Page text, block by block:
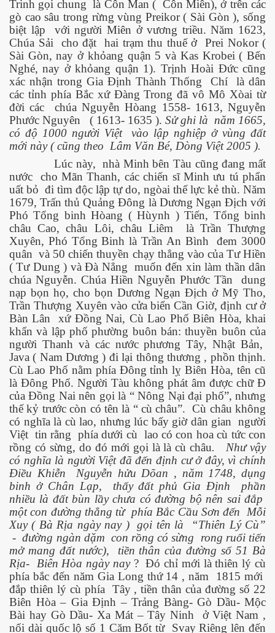
Trinh gọi chung là Côn Man ( Côn Miên), ở trên các
gò cao sâu trong rừng vùng Preikor ( Sài Gòn ), sống
biệt lập
với người Miên ở vương triều. Năm 1623,
Chúa Sải
cho đặt hai trạm thu thuế ở
Prei Nokor (
Sài Gòn, nay ở khỏang quận 5 và Kas Krobei ( Bến
Nghé, nay ở khỏang quận 1). Trịnh Hoài Đức cũng
xác nhận trong Gia Định Thành Thống
Chí
là dân
các tỉnh phía Bắc xứ Đàng Trong đã vô Mô Xòai từ
đời các
chúa Nguyễn Hòang 1558- 1613, Nguyễn
Phước Nguyên
( 1613- 1635 ). Sử ghi là năm 1665,
có độ 1000 người Việt
vào lập nghiệp ở vùng đất
mới này ( cũng theo Lâm Văn Bé, Dòng Việt 2005 ).
Lúc này, nhà Minh bên Tàu cũng đang mất
nước
cho Mãn Thanh, các chiến sĩ Minh ưu tú phẩn
uất bỏ đi tìm độc lập tự do, ngòai thế lực kẻ thù. Năm
1679, Trấn thủ Quảng Đông là Dương Ngạn Địch với
Phó Tổng binh Hòang ( Hùynh ) Tiến, Tổng binh
châu Cao, châu Lôi, châu Liêm
là Trần Thượng
Xuyên, Phó Tổng Binh là Trần An Bình
đem 3000
quân và 50 chiến thuyền chạy thẳng vào của Tư Hiền
( Tư Dung ) và Đà Nẳng muốn đến xin làm thần dân
chúa Nguyễn. Chúa Hiền Nguyễn Phước Tần
dung
nạp bọn họ, cho bọn Dương Ngạn Địch ở Mỹ Tho,
Trần Thượng Xuyên vào cửa biển Cần Giờ, định cư ở
Bàn Lân
xứ Đồng Nai, Cù Lao Phố Biên Hòa, khai
khẩn và lập phố phường buôn bán: thuyền buôn của
người Thanh và các nước phương Tây, Nhật Bản,
Java ( Nam Dương ) đi lại thông thương , phồn thịnh.
Cù Lao Phố nằm phía Đông tỉnh lỵ Biên Hòa, tên cũ
là Đông Phố. Người Tàu không phát âm được chữ Đ
của Đồng Nai nên gọi là “ Nông Nại đại phố”, nhưng
thế kỷ trước còn có tên là “ cù châu”. Cù châu không
có nghĩa là cù lao, nhưng lúc bấy giờ dân gian người
Việt tin rằng phía dưới cù lao có con hoa cù tức con
rồng có sừng, do đó mới gọi là là cù châu.
Như vậy
có nghĩa là người Việt đã đến định cư ở đây, vì chính
Điều Khiễn
Nguyễn hửu Dõan , năm 1748, dụng
binh ở Chân Lạp,
thấy đất phủ Gia Định
phần
nhiều là đất bùn lầy chưa có đường bộ nên sai đắp
một con đường thẳng từ phía Bắc Cầu Sơn đến Mỗi
Xuy ( Bà Rịa ngày nay ) gọi tên là
“Thiên Lý Cù”
- đường ngàn dặm con rồng có sừng rong ruổi tiến
mở mang đất nước),
tiền thân của đường số 51 Bà
Rịa- Biên Hòa ngày nay? Đó chỉ mới là thiên lý cù
phía bắc đến năm Gia Long thứ 14 , năm
1815 mới
đắp thiên lý cù phía Tây , tiền thân của đường số 22
Biên Hòa – Gia Định – Trảng Bàng- Gò Dầu- Mộc
Bài hay Gò Dầu- Xa Mát – Tây Ninh
ở Việt Nam ,
nối dài quốc lộ số 1 Căm Bốt từ Svay Riêng lên đến
- P2
BBQ
Dương
áp